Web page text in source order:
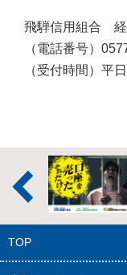
飛騨信用組合 経
（電話番号）
（受付時間）平
TOP